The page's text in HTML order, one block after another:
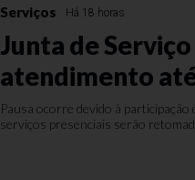
Serviços Há 18 horas
Junta de
atendimento
Pausa ocorre devido à
serviços presenciais serão